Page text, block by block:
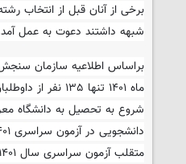
برخی از آنان قبل از انتخاب
شبهه داشتند دعوت به عمل
ماه ۱۴۰۱ تنها
شروع به تحصیل به دانشگاه